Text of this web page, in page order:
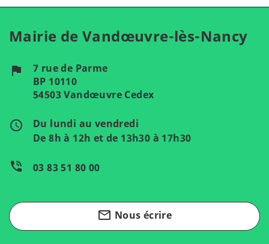
Mairie de Vandœuvre-lès-Nancy
flag
7 rue de Parme
BP 10110
54503 Vandœuvre Cedex
access_time
Du lundi au vendredi
De 8h à 12h et de 13h30 à 17h30
phone_in_talk 03 83 51 80 00
mail_outline Nous écrire